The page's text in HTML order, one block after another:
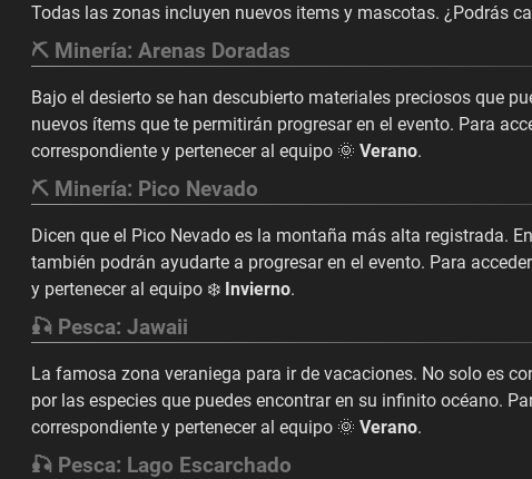
Todas las zonas incluyen nuevos items y mascotas. ¿Podrás
⛏️ Minería: Arenas Doradas
Bajo el desierto se han descubierto materiales preciosos que
nuevos ítems que te permitirán progresar en el evento. Para
correspondiente y pertenecer al equipo 🌞 Verano.
⛏️ Minería: Pico Nevado
Dicen que el Pico Nevado es la montaña más alta registrada.
también podrán ayudarte a progresar en el evento. Para
y pertenecer al equipo ❄️ Invierno.
🎣 Pesca: Jawaii
La famosa zona veraniega para ir de vacaciones. No solo es
por las especies que puedes encontrar en su infinito océano.
correspondiente y pertenecer al equipo 🌞 Verano.
🎣 Pesca: Lago Escarchado